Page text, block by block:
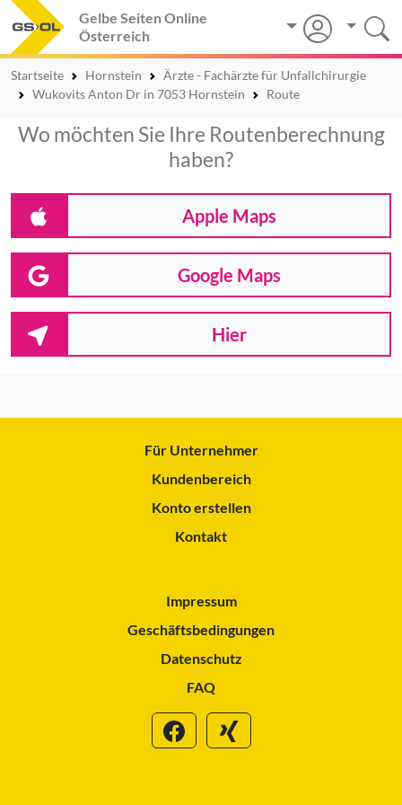
Gelbe Seiten Online
Österreich
Startseite Hornstein
Ärzte - Fachärzte für Unfallchirurgie
Wukovits Anton Dr in 7053 Hornstein
Route
Wo möchten Sie Ihre Routenberechnung
haben?
Apple Maps
Google Maps
Hier
Für Unternehmer
Kundenbereich
Konto erstellen
Kontakt
Impressum
Geschäftsbedingungen
Datenschutz
FAQ